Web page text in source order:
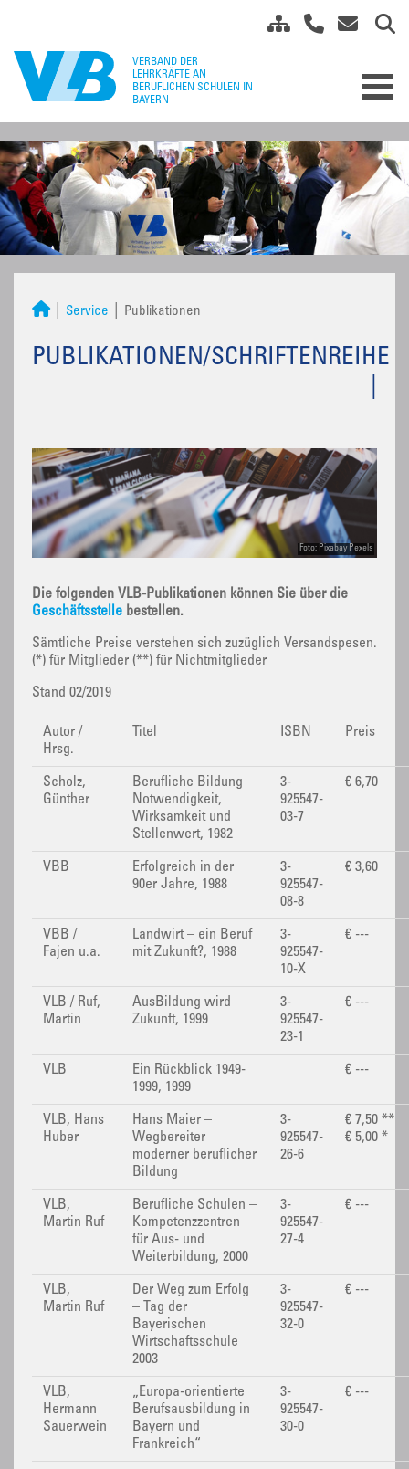
Service Publikationen
PUBLIKATIONEN/SCHRIFTENREIHE
Foto: Pixabay Pexels
Die folgenden VLB-Publikationen können Sie über die
Geschäftsstelle bestellen.
Sämtliche Preise verstehen sich zuzüglich Versandspesen.
(*) für Mitglieder (**) für Nichtmitglieder
Stand 02/2019
Autor /
Hrsg.
Titel ISBN Preis
Scholz,
Günther
Berufliche Bildung –
Notwendigkeit,
Wirksamkeit und
Stellenwert, 1982
3-
925547-
03-7
€ 6,70
VBB
Erfolgreich in der
90er Jahre, 1988
3-
925547-
08-8
€ 3,60
VBB /
Fajen u.a.
Landwirt – ein Beruf
mit Zukunft?, 1988
3-
925547-
10-X
€ ---
VLB / Ruf,
Martin
AusBildung wird
Zukunft, 1999
3-
925547-
23-1
€ ---
VLB
Ein Rückblick 1949-
1999, 1999
€ ---
VLB, Hans
Huber
Hans Maier –
Wegbereiter
moderner beruflicher
Bildung
3-
925547-
26-6
€ 7,50 **
€ 5,00 *
VLB,
Martin Ruf
Berufliche Schulen –
Kompetenzzentren
für Aus- und
Weiterbildung, 2000
3-
925547-
27-4
€ ---
VLB,
Martin Ruf
Der Weg zum Erfolg
– Tag der
Bayerischen
Wirtschaftsschule
2003
3-
925547-
32-0
€ ---
VLB,
Hermann
Sauerwein
„Europa-orientierte
Berufsausbildung in
Bayern und
Frankreich“
3-
925547-
30-0
€ ---